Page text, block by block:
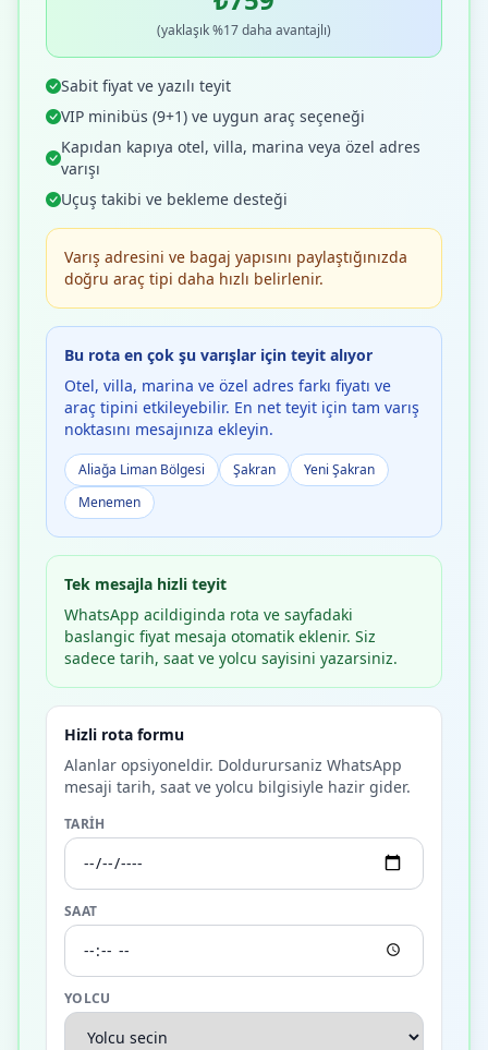
(yaklaşık %17 daha avantajlı)
Sabit fiyat ve yazılı teyit
VIP minibüs (9+1) ve uygun araç seçeneği
Kapıdan kapıya otel, villa, marina veya özel adres
varışı
Uçuş takibi ve bekleme desteği
Varış adresini ve bagaj yapısını paylaştığınızda
doğru araç tipi daha hızlı belirlenir.
Bu rota en çok şu varışlar için teyit alıyor
Otel, villa, marina ve özel adres farkı fiyatı ve
araç tipini etkileyebilir. En net teyit için tam varış
noktasını mesajınıza ekleyin.
Aliağa Liman Bölgesi Şakran
Yeni Şakran
Menemen
Tek mesajla hizli teyit
WhatsApp acildiginda rota ve sayfadaki
baslangic fiyat mesaja otomatik eklenir. Siz
sadece tarih, saat ve yolcu sayisini yazarsiniz.
Hizli rota formu
Alanlar opsiyoneldir. Doldurursaniz WhatsApp
mesaji tarih, saat ve yolcu bilgisiyle hazir gider.
TARIH
SAAT
YOLCU